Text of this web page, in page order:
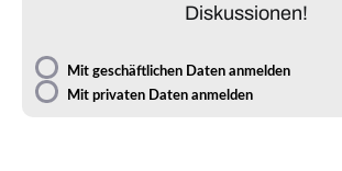
Diskussionen!
Mit geschäftlichen Daten anmelden
Mit privaten Daten anmelden